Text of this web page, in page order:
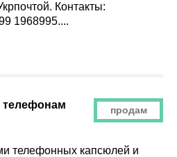
Контакты:
1968995....
продам
телефонам
телефонных капсюлей и